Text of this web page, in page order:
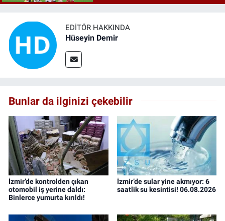
EDITÖR HAKKINDA
Hüseyin Demir
Bunlar da ilginizi çekebilir
İzmir’de kontrolden çıkan
otomobil iş yerine daldı:
Binlerce yumurta kırıldı!
İzmir’de sular yine akmıyor: 6
saatlik su kesintisi! 06.08.2026